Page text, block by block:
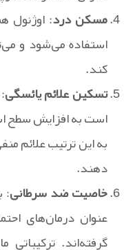
مسکن درد: اوژنول
استفاده می‌شود و
کند.
تسکین علائم یائسگی
است به افزایش سطح
به این ترتیب علائم
دهند.
خاصیت ضد سرطانی:
عنوان درمان‌های
گرفته‌اند.